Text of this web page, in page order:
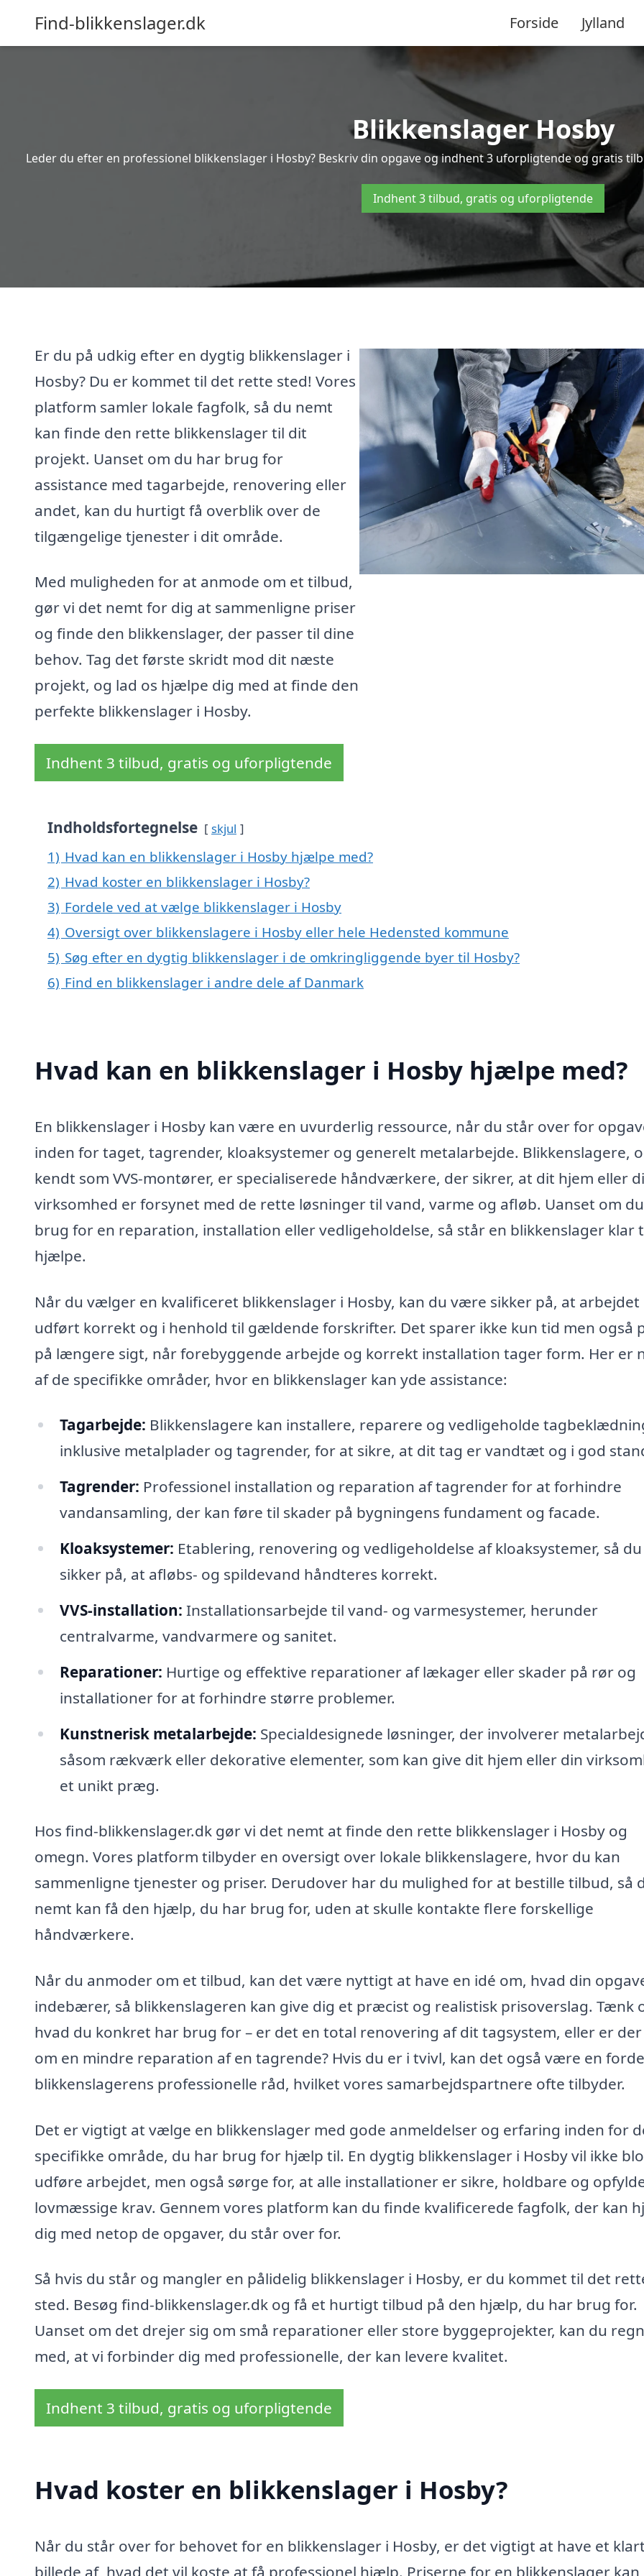
Find-blikkenslager.dk Forside Jylland
Blikkenslager Hosby
Leder du efter en professionel blikkenslager i Hosby? Beskriv din opgave og indhent 3 uforpligtende og gratis
Indhent 3 tilbud, gratis og uforpligtende
Er du på udkig efter en dygtig blikkenslager i
Hosby? Du er kommet til det rette sted! Vores
platform samler lokale fagfolk, så du nemt
kan finde den rette blikkenslager til dit
projekt. Uanset om du har brug for
assistance med tagarbejde, renovering eller
andet, kan du hurtigt få overblik over de
tilgængelige tjenester i dit område.
Med muligheden for at anmode om et tilbud,
gør vi det nemt for dig at sammenligne priser
og finde den blikkenslager, der passer til dine
behov. Tag det første skridt mod dit næste
projekt, og lad os hjælpe dig med at finde den
perfekte blikkenslager i Hosby.
Indhent 3 tilbud, gratis og uforpligtende
Indholdsfortegnelse skjul
1) Hvad kan en blikkenslager i Hosby hjælpe med?
2) Hvad koster en blikkenslager i Hosby?
3) Fordele ved at vælge blikkenslager i Hosby
4) Oversigt over blikkenslagere i Hosby eller hele Hedensted kommune
5) Søg efter en dygtig blikkenslager i de omkringliggende byer til Hosby?
6) Find en blikkenslager i andre dele af Danmark
Hvad kan en blikkenslager i Hosby hjælpe med?
En blikkenslager i Hosby kan være en uvurderlig ressource, når du står over for
inden for taget, tagrender, kloaksystemer og generelt metalarbejde. Blikkenslagere,
kendt som VVS-montører, er specialiserede håndværkere, der sikrer, at dit hjem eller
virksomhed er forsynet med de rette løsninger til vand, varme og afløb. Uanset om
brug for en reparation, installation eller vedligeholdelse, så står en blikkenslager klar
hjælpe.
Når du vælger en kvalificeret blikkenslager i Hosby, kan du være sikker på, at
udført korrekt og i henhold til gældende forskrifter. Det sparer ikke kun tid men også
på længere sigt, når forebyggende arbejde og korrekt installation tager form. Her er
af de specifikke områder, hvor en blikkenslager kan yde assistance:
Tagarbejde: Blikkenslagere kan installere, reparere og vedligeholde
inklusive metalplader og tagrender, for at sikre, at dit tag er vandtæt og i god
Tagrender: Professionel installation og reparation af tagrender for at forhindre
vandansamling, der kan føre til skader på bygningens fundament og facade.
Kloaksystemer: Etablering, renovering og vedligeholdelse af kloaksystemer, så
sikker på, at afløbs- og spildevand håndteres korrekt.
VVS-installation: Installationsarbejde til vand- og varmesystemer, herunder
centralvarme, vandvarmere og sanitet.
Reparationer: Hurtige og effektive reparationer af lækager eller skader på rør og
installationer for at forhindre større problemer.
Kunstnerisk metalarbejde: Specialdesignede løsninger, der involverer
såsom rækværk eller dekorative elementer, som kan give dit hjem eller din
et unikt præg.
Hos find-blikkenslager.dk gør vi det nemt at finde den rette blikkenslager i Hosby og
omegn. Vores platform tilbyder en oversigt over lokale blikkenslagere, hvor du kan
sammenligne tjenester og priser. Derudover har du mulighed for at bestille tilbud, så
nemt kan få den hjælp, du har brug for, uden at skulle kontakte flere forskellige
håndværkere.
Når du anmoder om et tilbud, kan det være nyttigt at have en idé om, hvad din
indebærer, så blikkenslageren kan give dig et præcist og realistisk prisoverslag. Tænk
hvad du konkret har brug for – er det en total renovering af dit tagsystem, eller er
om en mindre reparation af en tagrende? Hvis du er i tvivl, kan det også være en
blikkenslagerens professionelle råd, hvilket vores samarbejdspartnere ofte tilbyder.
Det er vigtigt at vælge en blikkenslager med gode anmeldelser og erfaring inden for
specifikke område, du har brug for hjælp til. En dygtig blikkenslager i Hosby vil ikke
udføre arbejdet, men også sørge for, at alle installationer er sikre, holdbare og
lovmæssige krav. Gennem vores platform kan du finde kvalificerede fagfolk, der kan
dig med netop de opgaver, du står over for.
Så hvis du står og mangler en pålidelig blikkenslager i Hosby, er du kommet til det
sted. Besøg find-blikkenslager.dk og få et hurtigt tilbud på den hjælp, du har brug for.
Uanset om det drejer sig om små reparationer eller store byggeprojekter, kan du
med, at vi forbinder dig med professionelle, der kan levere kvalitet.
Indhent 3 tilbud, gratis og uforpligtende
Hvad koster en blikkenslager i Hosby?
Når du står over for behovet for en blikkenslager i Hosby, er det vigtigt at have et klart
billede af, hvad det vil koste at få professionel hjælp. Priserne for en blikkenslager kan